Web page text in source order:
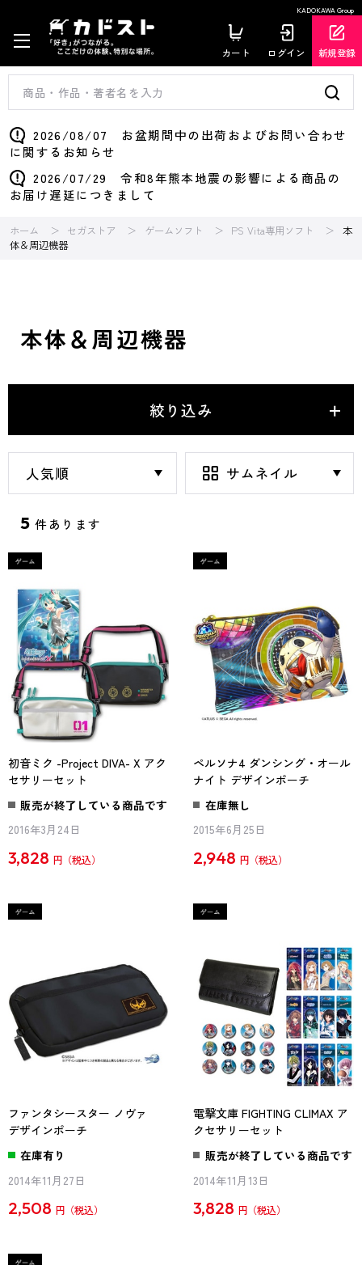
KADOKAWA Group
カート ログイン 新規登録
2026/08/07 お盆期間中の出荷およびお問い合わせ
に関するお知らせ
2026/07/29 令和8年熊本地震の影響による商品の
お届け遅延につきまして
ホーム セガストア ゲームソフト PS Vita専用ソフト
本
体＆周辺機器
本体＆周辺機器
絞り込み
5 件あります
初音ミク -Project DIVA- X アク
セサリーセット
販売が終了している商品です
2016年3月24日
3,828 円
ペルソナ4 ダンシング・オール
ナイト デザインポーチ
在庫無し
2015年6月25日
2,948 円
ファンタシースター ノヴァ
デザインポーチ
在庫有り
2014年11月27日
2,508 円
電撃文庫 FIGHTING CLIMAX ア
クセサリーセット
販売が終了している商品です
2014年11月13日
3,828 円